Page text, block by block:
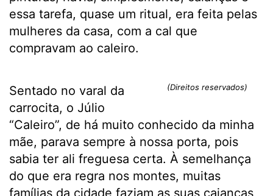
essa tarefa, quase um ritual, era feita pelas
mulheres da casa, com a cal que
compravam ao caleiro.
(Direitos reservados)
Sentado no varal da
carrocita, o Júlio
“Caleiro”, de há muito conhecido da minha
mãe, parava sempre à nossa porta, pois
sabia ter ali freguesa certa. À semelhança
do que era regra nos montes, muitas
famílias da cidade faziam as suas caianças